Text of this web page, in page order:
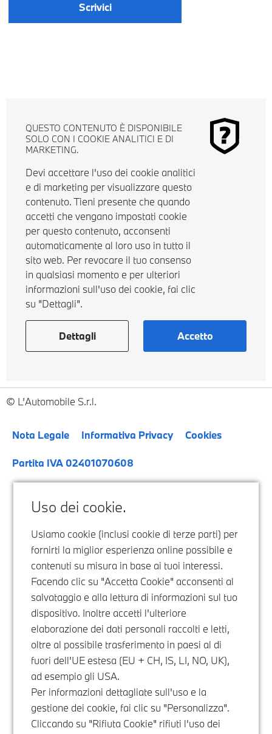
Uso dei cookie.
Usiamo cookie (inclusi cookie di terze parti) per
fornirti la miglior esperienza online possibile e
contenuti su misura in base ai tuoi interessi.
Facendo clic su "Accetta Cookie" acconsenti al
salvataggio e alla lettura di informazioni sul tuo
dispositivo. Inoltre accetti l'ulteriore
elaborazione dei dati personali raccolti e letti,
oltre al possibile trasferimento in paesi al di
fuori dell'UE estesa (EU + CH, IS, LI, NO, UK),
ad esempio gli USA.
Per informazioni dettagliate sull'uso e la
gestione dei cookie, fai clic su "Personalizza".
Cliccando su "Rifiuta Cookie" rifiuti l'uso dei
Scrivici
QUESTO CONTENUTO È DISPONIBILE
SOLO CON I COOKIE ANALITICI E DI
MARKETING.
Devi accettare l'uso dei cookie analitici
e di marketing per visualizzare questo
contenuto. Tieni presente che quando
accetti che vengano impostati cookie
per questo contenuto, acconsenti
automaticamente al loro uso in tutto il
sito web. Per revocare il tuo consenso
in qualsiasi momento e per ulteriori
informazioni sull'uso dei cookie, fai clic
su "Dettagli".
Dettagli Accetto
L’Automobile S.r.l.
Nota Legale Informativa Privacy Cookies
Partita IVA 02401070608